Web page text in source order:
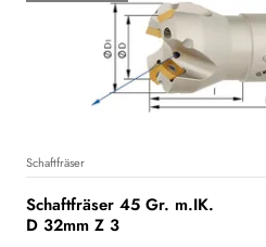
Schaftfräser
Schaftfräser 45 Gr. m.IK.
D 32mm Z 3